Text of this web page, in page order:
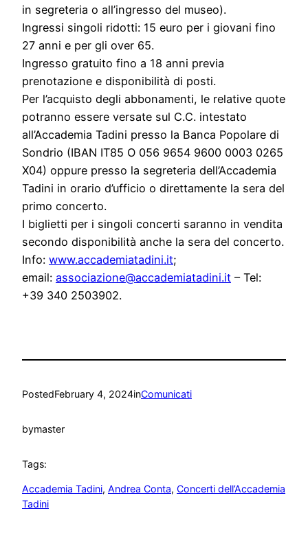
in segreteria o all’ingresso del museo).
Ingressi singoli ridotti: 15 euro per i giovani fino
27 anni e per gli over 65.
Ingresso gratuito fino a 18 anni previa
prenotazione e disponibilità di posti.
Per l’acquisto degli abbonamenti, le relative quote
potranno essere versate sul C.C. intestato
all’Accademia Tadini presso la Banca Popolare di
Sondrio (IBAN IT85 O 056 9654 9600 0003 0265
X04) oppure presso la segreteria dell’Accademia
Tadini in orario d’ufficio o direttamente la sera del
primo concerto.
I biglietti per i singoli concerti saranno in vendita
secondo disponibilità anche la sera del concerto.
Info: www.accademiatadini.it;
email: associazione@accademiatadini.it – Tel:
+39 340 2503902.
PostedFebruary 4, 2024inComunicati
bymaster
Tags:
Accademia Tadini, Andrea Conta, Concerti dell’Accademia
Tadini